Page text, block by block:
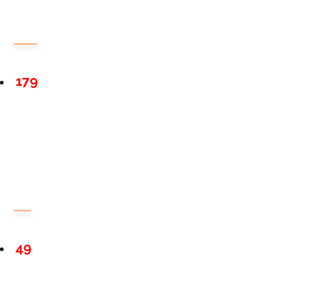
179
49